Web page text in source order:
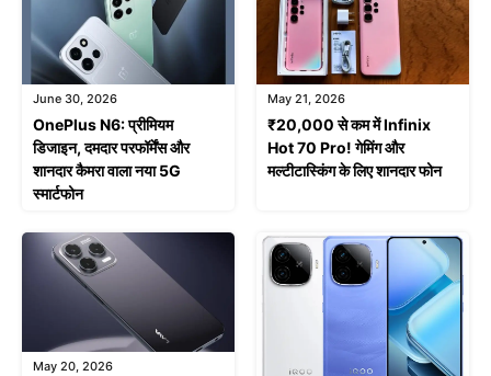
June 30, 2026
OnePlus N6: प्रीमियम
डिजाइन, दमदार परफॉर्मेंस और
शानदार कैमरा वाला नया 5G
स्मार्टफोन
May 21, 2026
₹20,000 से कम में Infinix
Hot 70 Pro! गेमिंग और
मल्टीटास्किंग के लिए शानदार फोन
May 20, 2026